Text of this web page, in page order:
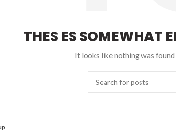
THES ES SOMEWHAT
It looks like nothing was